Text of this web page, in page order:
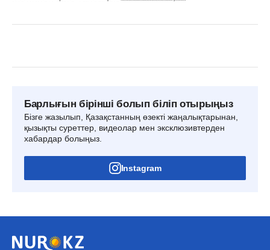
Барлығын бірінші болып біліп отырыңыз
Бізге жазылып, Қазақстанның өзекті жаңалықтарынан,
қызықты суреттер, видеолар мен эксклюзивтерден
хабардар болыңыз.
Instagram